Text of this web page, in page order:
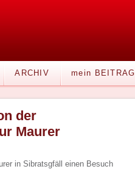
ARCHIV mein BEITRAG
der
Maurer
in Sibratsgfäll einen Besuch